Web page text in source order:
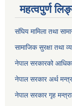
महत्वपुर्ण
संघिय मामिला तथा
सामाजिक सुरक्षा तथा
नेपाल सरकारको
नेपाल सरकार अर्थ
नेपाल सरकार गृह